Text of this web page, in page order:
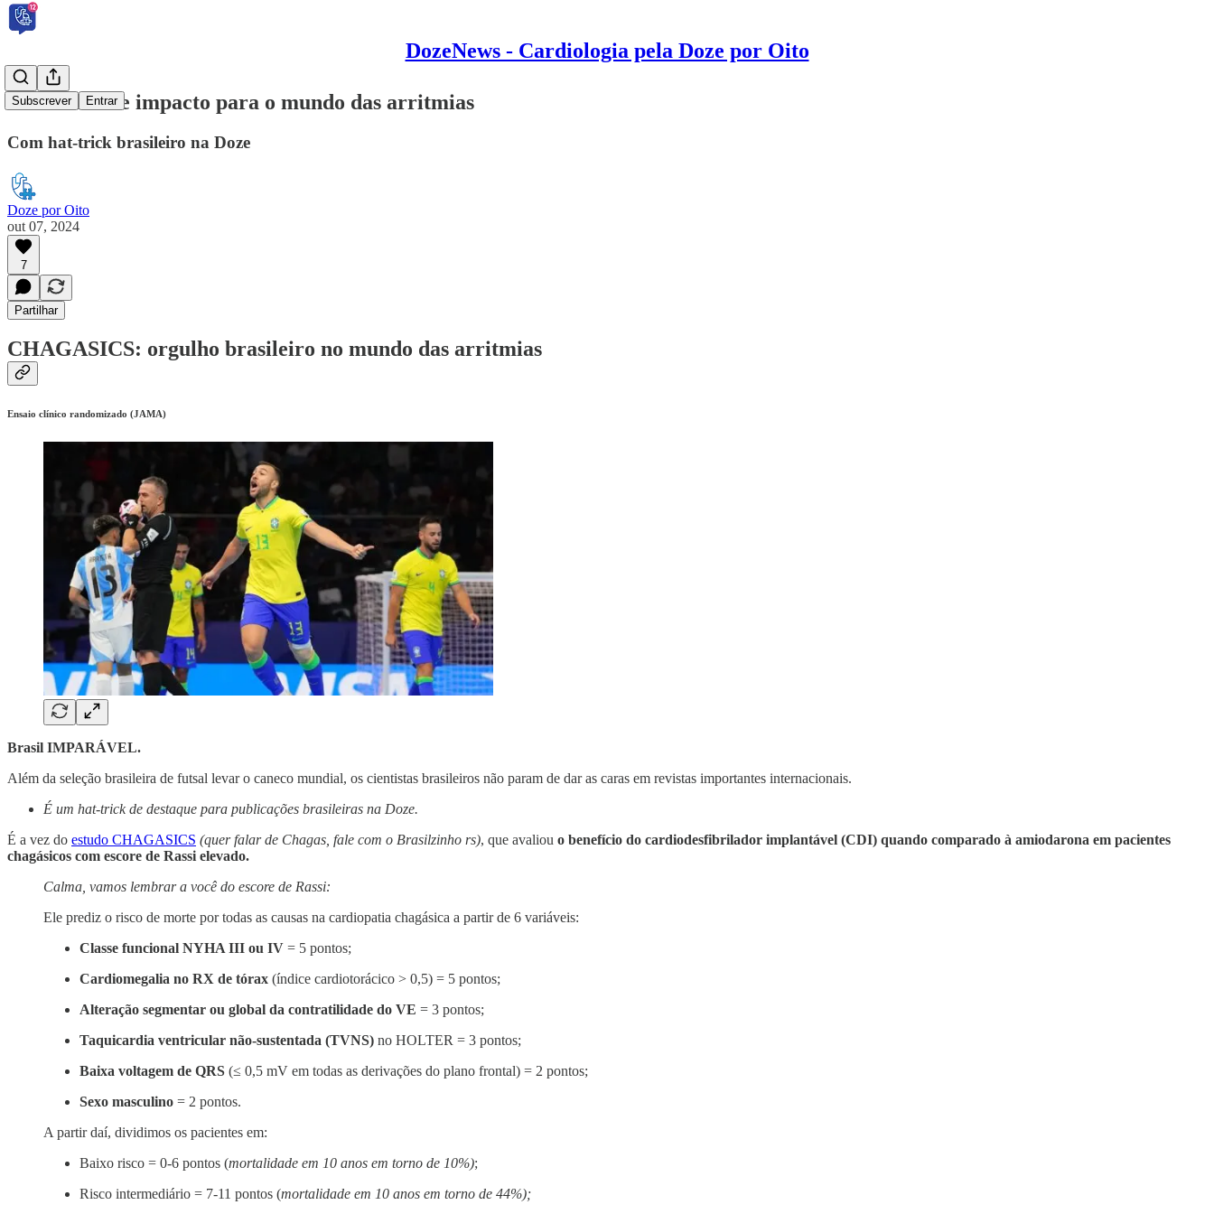
DozeNews - Cardiologia pela Doze por Oito
Subscrever Entrar
Novidades de impacto para o mundo das arritmias
Com hat-trick brasileiro na Doze
Doze por Oito
out 07, 2024
7
Partilhar
CHAGASICS: orgulho brasileiro no mundo das arritmias
Ensaio clínico randomizado (JAMA)
Brasil IMPARÁVEL.
Além da seleção brasileira de futsal levar o caneco mundial, os cientistas brasileiros não param de dar as caras em revistas importantes internacionais.
É um hat-trick de destaque para publicações brasileiras na Doze.
É a vez do estudo CHAGASICS (quer falar de Chagas, fale com o Brasilzinho rs), que avaliou o benefício do cardiodesfibrilador implantável (CDI) quando comparado à amiodarona em pacientes
chagásicos com escore de Rassi elevado.
Calma, vamos lembrar a você do escore de Rassi:
Ele prediz o risco de morte por todas as causas na cardiopatia chagásica a partir de 6 variáveis:
Classe funcional NYHA III ou IV = 5 pontos;
Cardiomegalia no RX de tórax (índice cardiotorácico > 0,5) = 5 pontos;
Alteração segmentar ou global da contratilidade do VE = 3 pontos;
Taquicardia ventricular não-sustentada (TVNS) no HOLTER = 3 pontos;
Baixa voltagem de QRS (≤ 0,5 mV em todas as derivações do plano frontal) = 2 pontos;
Sexo masculino = 2 pontos.
A partir daí, dividimos os pacientes em:
Baixo risco = 0-6 pontos (mortalidade em 10 anos em torno de 10%);
Risco intermediário = 7-11 pontos (mortalidade em 10 anos em torno de 44%);